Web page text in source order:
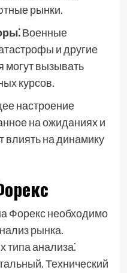
рынки.
Военные
и другие
могут вызывать
курсов.
настроение
на ожиданиях и
влиять на динамику
Форекс необходимо
рынка.
типа анализа⁚
Технический